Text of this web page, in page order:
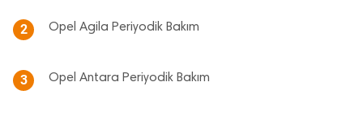
2 Opel Agila Periyodik Bakım
3 Opel Antara Periyodik Bakım